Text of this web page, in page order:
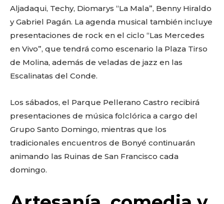
Aljadaqui, Techy, Diomarys “La Mala”, Benny Hiraldo
y Gabriel Pagán. La agenda musical también incluye
presentaciones de rock en el ciclo “Las Mercedes
en Vivo”, que tendrá como escenario la Plaza Tirso
de Molina, además de veladas de jazz en las
Escalinatas del Conde.
Los sábados, el Parque Pellerano Castro recibirá
presentaciones de música folclórica a cargo del
Grupo Santo Domingo, mientras que los
tradicionales encuentros de Bonyé continuarán
animando las Ruinas de San Francisco cada
domingo.